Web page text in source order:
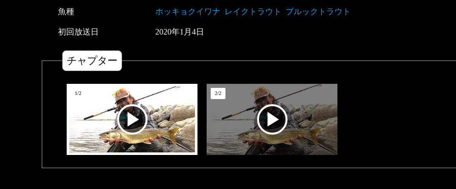
魚種 ホッキョクイワナ レイクトラウト ブルックトラウト
初回放送日 2020年1 月4日
チャプター
1/2 2/2